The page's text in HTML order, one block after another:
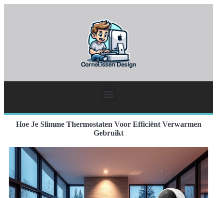
Hoe Je Slimme Thermostaten Voor Efficiënt Verwarmen
Gebruikt